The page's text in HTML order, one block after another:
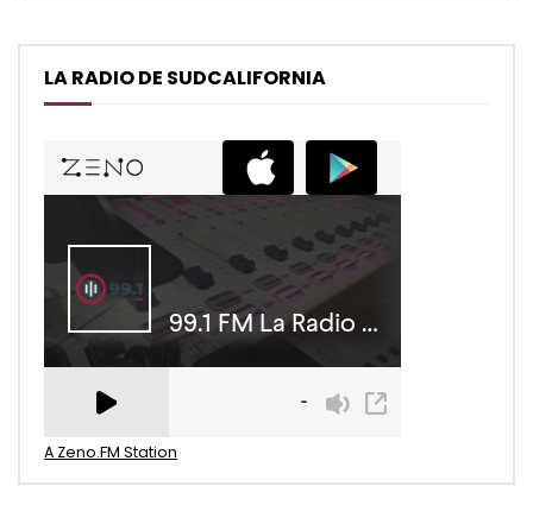
LA RADIO DE SUDCALIFORNIA
A Zeno.FM Station